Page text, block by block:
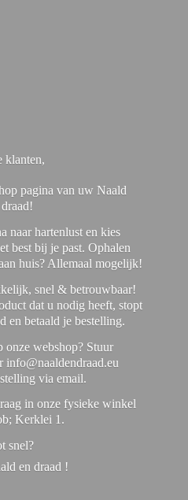
klanten,
pagina van uw Naald
naar hartenlust en kies
best bij je past. Ophalen
huis? Allemaal mogelijk!
snel & betrouwbaar!
dat u nodig heeft, stopt
en betaald je bestelling.
onze webshop? Stuur
info@naaldendraad.eu
via email.
in onze fysieke winkel
Kerklei 1.
snel?
en draad !